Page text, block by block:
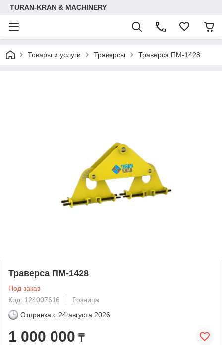
TURAN-KRAN & MACHINERY
Товары и услуги Траверсы Траверса ПМ-1428
Траверса ПМ-1428
Под заказ
Код: 124007616
Розница
Отправка с 24 августа 2026
1 000 000 ₸